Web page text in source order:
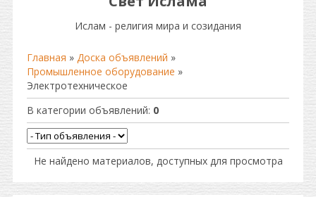
Ислам - религия мира и созидания
Главная » Доска объявлений »
Промышленное оборудование »
Электротехническое
В категории объявлений: 0
Не найдено материалов, доступных для просмотра